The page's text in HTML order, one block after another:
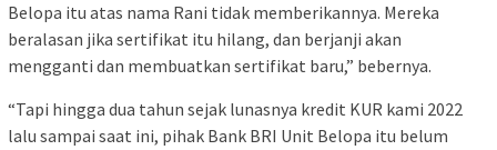
Belopa itu atas nama Rani tidak memberikannya. Mereka
beralasan jika sertifikat itu hilang, dan berjanji akan
mengganti dan membuatkan sertifikat baru,” bebernya.
“Tapi hingga dua tahun sejak lunasnya kredit KUR kami 2022
lalu sampai saat ini, pihak Bank BRI Unit Belopa itu belum